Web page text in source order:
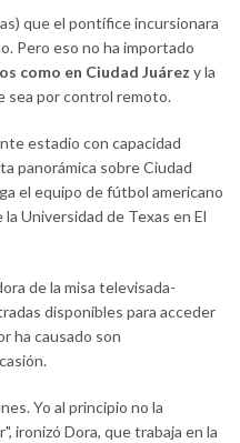
que el pontífice incursionara
Pero eso no ha importado
como en Ciudad Juárez y la
sea por control remoto.
estadio con capacidad
panorámica sobre Ciudad
el equipo de fútbol americano
Universidad de Texas en El
de la misa televisada-
disponibles para acceder
ha causado son
Yo al principio no la
ironizó Dora, que trabaja en la